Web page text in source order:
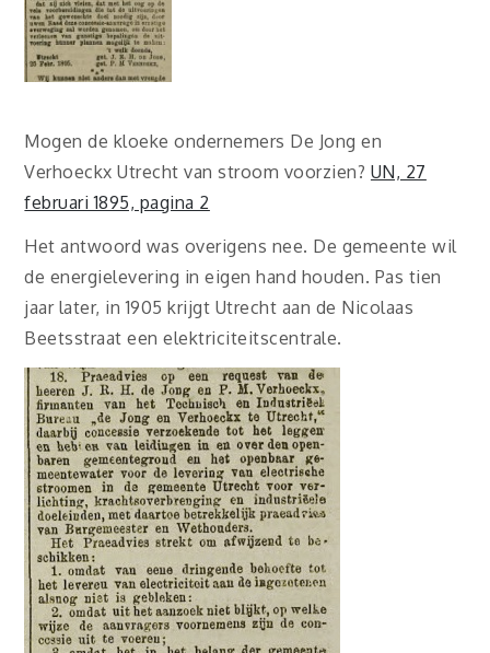
Mogen de kloeke ondernemers De Jong en
Verhoeckx Utrecht van stroom voorzien? UN, 27
februari 1895, pagina 2
Het antwoord was overigens nee. De gemeente wil
de energielevering in eigen hand houden. Pas tien
jaar later, in 1905 krijgt Utrecht aan de Nicolaas
Beetsstraat een elektriciteitscentrale.